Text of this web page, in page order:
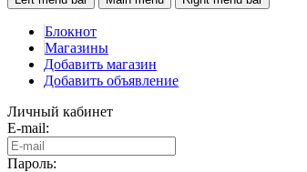
Блокнот
Магазины
Добавить магазин
Добавить объявление
Личный кабинет
E-mail:
Пароль: